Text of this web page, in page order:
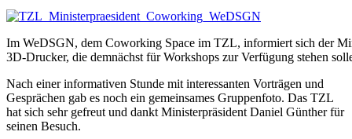
Im WeDSGN, dem Coworking Space im TZL, informiert sich der
3D-Drucker, die demnächst für Workshops zur Verfügung stehen
Nach einer informativen Stunde mit interessanten Vorträgen und
Gesprächen gab es noch ein gemeinsames Gruppenfoto. Das TZL
hat sich sehr gefreut und dankt Ministerpräsident Daniel Günther für
seinen Besuch.